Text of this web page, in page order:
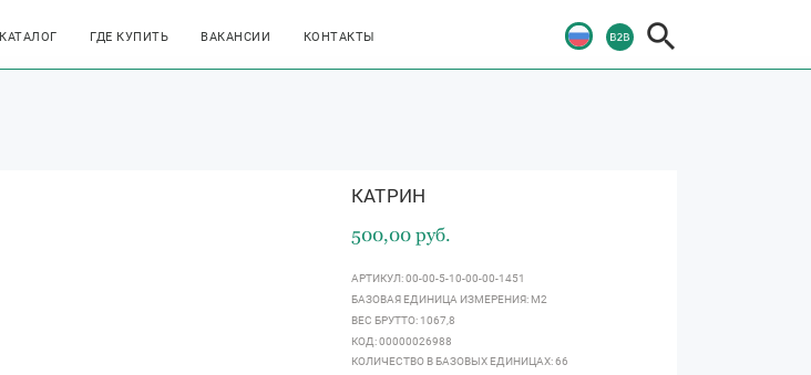
КАТАЛОГ ГДЕ КУПИТЬ ВАКАНСИИ КОНТАКТЫ
КАТРИН
500,00 руб.
АРТИКУЛ: 00-00-5-10-00-00-1451
БАЗОВАЯ ЕДИНИЦА ИЗМЕРЕНИЯ: М2
ВЕС БРУТТО: 1067,8
КОД: 00000026988
КОЛИЧЕСТВО В БАЗОВЫХ ЕДИНИЦАХ: 66